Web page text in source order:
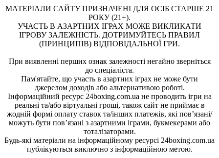
МАТЕРІАЛИ САЙТУ ПРИЗНАЧЕНІ ДЛЯ ОСІБ СТАРШЕ 21
РОКУ (21+).
УЧАСТЬ В АЗАРТНИХ ІГРАХ МОЖЕ ВИКЛИКАТИ
ІГРОВУ ЗАЛЕЖНІСТЬ. ДОТРИМУЙТЕСЬ ПРАВИЛ
(ПРИНЦИПІВ) ВІДПОВІДАЛЬНОЇ ГРИ.
При виявленні перших ознак залежності негайно зверніться
до спеціаліста.
Пам'ятайте, що участь в азартних іграх не може бути
джерелом доходів або альтернативою роботі.
Інформаційний ресурс 24boxing.com.ua не проводить ігри на
реальні та/або віртуальні гроші, також сайт не приймає в
жодній формі оплату ставок та/інших платежів, які пов’язані/
можуть бути пов’язані з азартними іграми, букмекерами або
тоталізаторами.
Будь-які матеріали на інформаційному ресурсі 24boxing.com.ua
публікуються виключно з інформаційною метою.